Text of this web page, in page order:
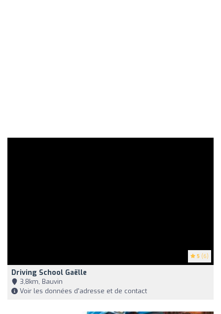
5 (6)
Driving School Gaëlle
3,8km, Bauvin
Voir les données d'adresse et de contact